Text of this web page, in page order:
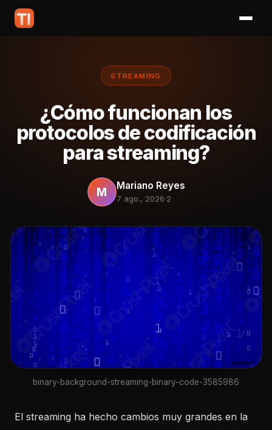
STREAMING
¿Cómo funcionan los
protocolos de codificación
para streaming?
M Mariano Reyes
7 ago., 2026·2
binary-background-streaming-binary-code-3585986
El streaming ha hecho cambios muy grandes en la